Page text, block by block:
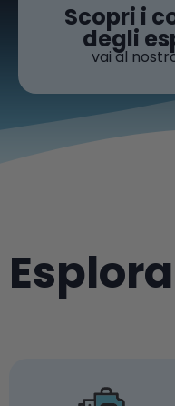
Scopri i
degli
vai al